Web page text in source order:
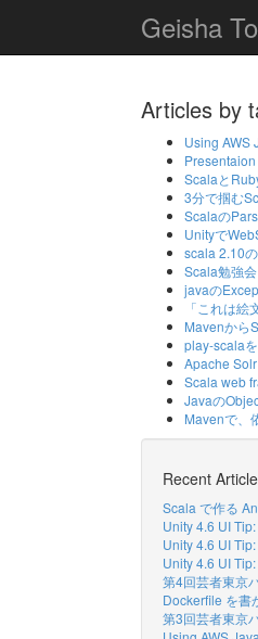
Geisha
Articles by
Using AWS
Scalaと
3分で掴む
Scalaの
Unityで
scala 2.10
Scala勉強会
javaの
「これは
Mavenから
play-scala
Apache
Scala web
Javaの
Mavenで、
Recent
Scala で作る
Unity 4.6 UI
Unity 4.6 UI
Unity 4.6 UI
第4回芸者東京
Dockerfile を書
第3回芸者東京